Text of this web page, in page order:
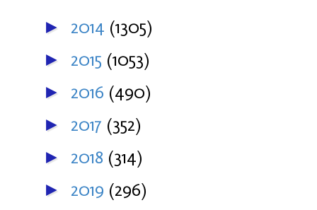
► 2014 (1305)
► 2015 (1053)
► 2016 (490)
► 2017 (352)
► 2018 (314)
► 2019 (296)